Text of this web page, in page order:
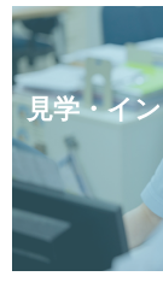
見学・イ